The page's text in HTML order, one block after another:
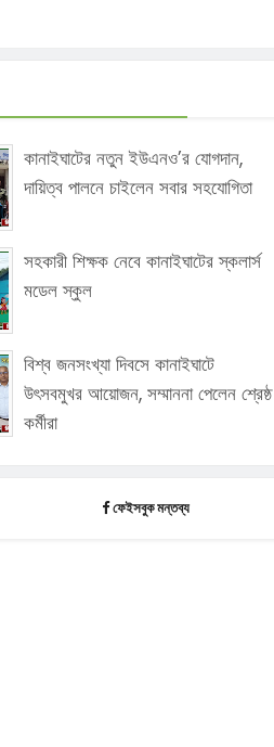
কানাইঘাটের নতুন ইউএনও’র যোগদান,
দায়িত্ব পালনে চাইলেন সবার সহযোগিতা
সহকারী শিক্ষক নেবে কানাইঘাটের স্কলার্স
মডেল স্কুল
বিশ্ব জনসংখ্যা দিবসে কানাইঘাটে
উৎসবমুখর আয়োজন, সম্মাননা পেলেন শ্রেষ্ঠ
কর্মীরা
ফেইসবুক মন্তব্য